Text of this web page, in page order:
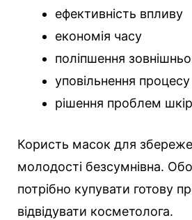
ефективність впливу
економія часу
поліпшення
уповільнення процесу
рішення проблем
Користь масок для
молодості безсумнівна.
потрібно купувати готову
відвідувати косметолога.